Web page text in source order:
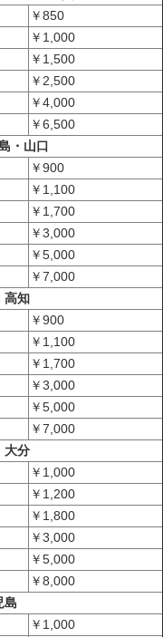
￥850
￥1,000
￥1,500
￥2,500
￥4,000
￥6,500
・山口
￥900
￥1,100
￥1,700
￥3,000
￥5,000
￥7,000
高知
￥900
￥1,100
￥1,700
￥3,000
￥5,000
￥7,000
大分
￥1,000
￥1,200
￥1,800
￥3,000
￥5,000
￥8,000
島
￥1,000